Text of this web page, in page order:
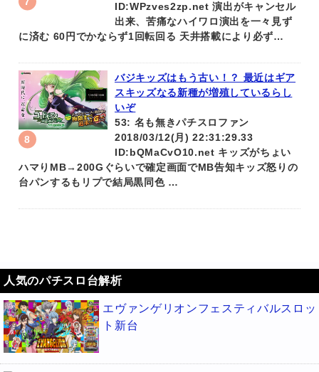
ID:WPzves2zp.net 演出がキャンセル
出来、苦痛なハイワロ演出を一々見ず
に済む 60円でかならず1回転回る 天井搭載により必ず…
バジキッズはもう古い！？ 最近はギア
スキッズなる新種が増殖しているらし
いぞ
53: 名も無きパチスロファン
2018/03/12(月) 22:31:29.33
ID:bQMaCvO10.net キッズがちょい
ハマりMB→200Gぐらいで確定画面でMB告知キッズ怒りの
台パンするもリプで結局黒同色 …
人気のパチスロ台解析
エヴァンゲリオンフェスティバルスロッ
ト新台